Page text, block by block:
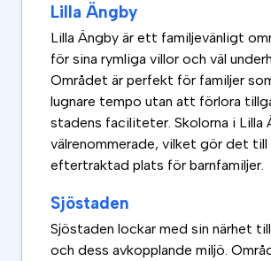
Lilla Ängby
Lilla Ängby är ett familjevänligt
för sina rymliga villor och väl
Området är perfekt för familjer
lugnare tempo utan att förlora
stadens faciliteter. Skolorna i Lilla
välrenommerade, vilket gör det till
eftertraktad plats för barnfamiljer.
Sjöstaden
Sjöstaden lockar med sin närhet
och dess avkopplande miljö.